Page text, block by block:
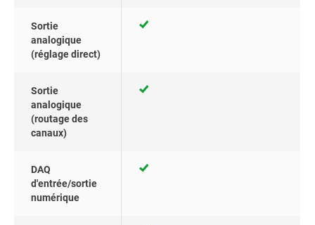
Sortie
analogique
(réglage direct)
Sortie
analogique
(routage des
canaux)
DAQ
d'entrée/sortie
numérique